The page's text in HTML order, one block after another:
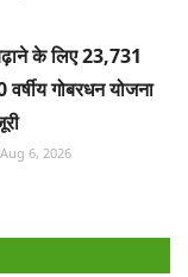
के लिए 23,731
गोबरधन योजना
Aug 6, 2026